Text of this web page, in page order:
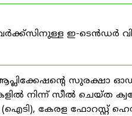
ഇ-ടെൻഡർ
സുരക്ഷാ
നിന്ന് സീൽ ചെയ്ത
കേരള ഫോറസ്റ്റ്